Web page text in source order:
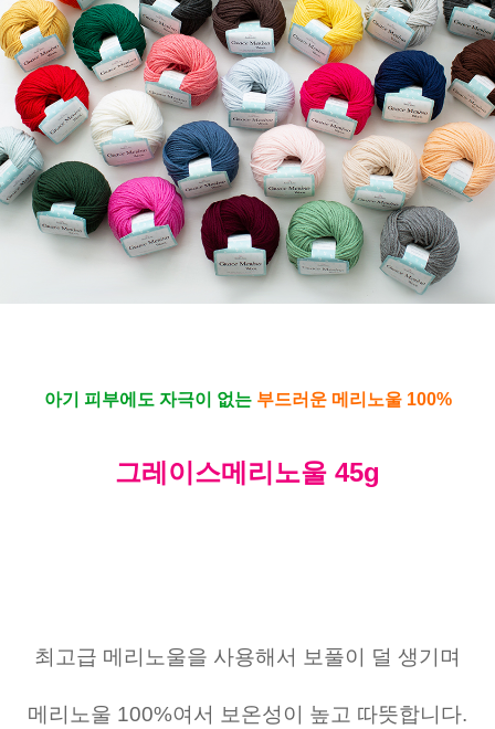
아기 피부에도 자극이 없는 부드러운 메리노울 100%
그레이스메리노울 45g
최고급 메리노울을 사용해서 보풀이 덜 생기며
메리노울 100%여서 보온성이 높고 따뜻합니다.